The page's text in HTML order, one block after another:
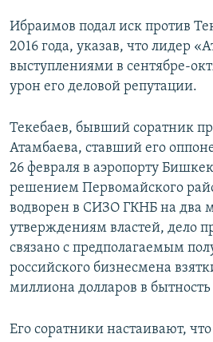
Ибраимов подал иск против
2016 года, указав, что лидер
выступлениями в сентябре-
урон его деловой репутации.
Текебаев, бывший соратник
Атамбаева, ставший его
26 февраля в аэропорту
решением Первомайского
водворен в СИЗО ГКНБ на два
утверждениям властей, дело
связано с предполагаемым
российского бизнесмена
миллиона долларов в
Его соратники настаивают,